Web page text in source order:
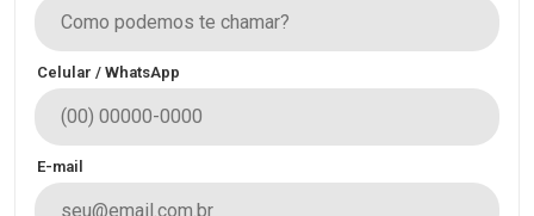
Celular / WhatsApp
E-mail